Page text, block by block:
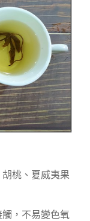
桃、夏威夷果
，不易變色氧